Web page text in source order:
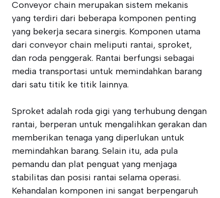
Conveyor chain merupakan sistem mekanis
yang terdiri dari beberapa komponen penting
yang bekerja secara sinergis. Komponen utama
dari conveyor chain meliputi rantai, sproket,
dan roda penggerak. Rantai berfungsi sebagai
media transportasi untuk memindahkan barang
dari satu titik ke titik lainnya.
Sproket adalah roda gigi yang terhubung dengan
rantai, berperan untuk mengalihkan gerakan dan
memberikan tenaga yang diperlukan untuk
memindahkan barang. Selain itu, ada pula
pemandu dan plat penguat yang menjaga
stabilitas dan posisi rantai selama operasi.
Kehandalan komponen ini sangat berpengaruh